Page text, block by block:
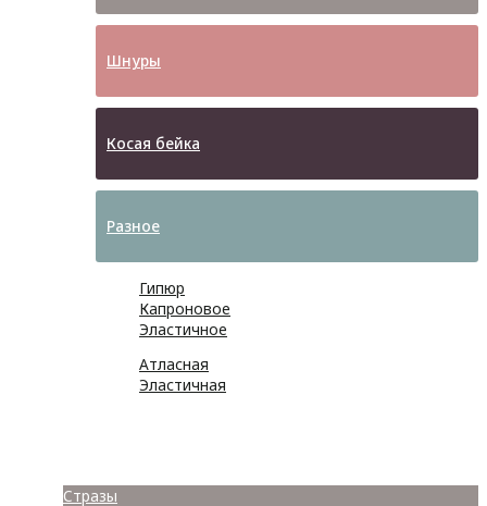
Шнуры
Косая бейка
Разное
Гипюр
Капроновое
Эластичное
Атласная
Эластичная
Стразы